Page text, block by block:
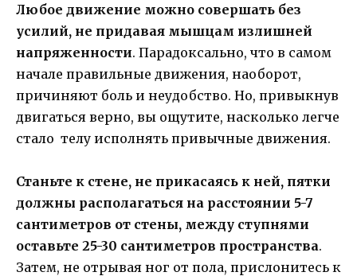
Любое движение можно совершать без
усилий, не придавая мышцам излишней
напряженности. Парадоксально, что в самом
начале правильные движения, наоборот,
причиняют боль и неудобство. Но, привыкнув
двигаться верно, вы ощутите, насколько легче
стало телу исполнять привычные движения.
Станьте к стене, не прикасаясь к ней, пятки
должны располагаться на расстоянии 5-7
сантиметров от стены, между ступнями
оставьте 25-30 сантиметров пространства.
Затем, не отрывая ног от пола, прислонитесь к